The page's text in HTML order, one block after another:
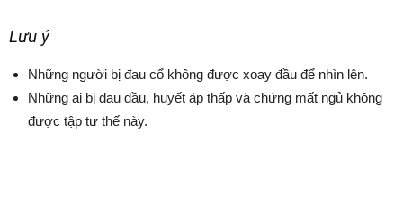
Lưu ý
Những người bị đau cổ không được xoay đầu để nhìn lên.
Những ai bị đau đầu, huyết áp thấp và chứng mất ngủ không
được tập tư thế này.